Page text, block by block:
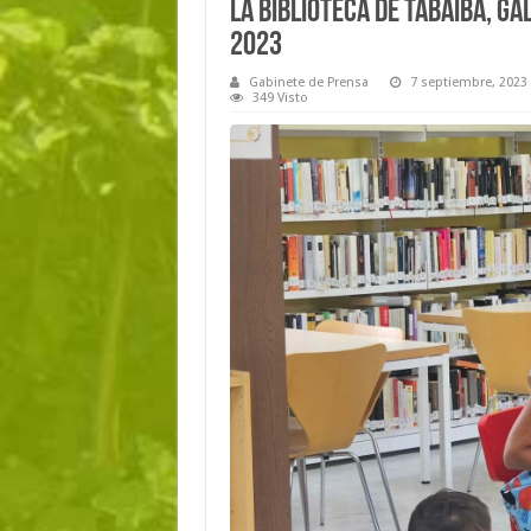
La Biblioteca de Tabaiba,
2023
Gabinete de Prensa 7 septiembre, 2023
349 Visto